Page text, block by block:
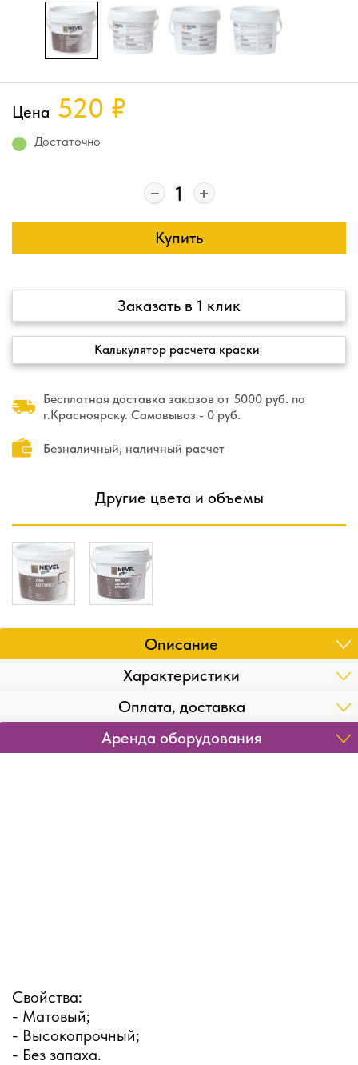
Цена 520 ₽
Достаточно
Купить
Заказать в 1 клик
Калькулятор расчета краски
Бесплатная доставка заказов от 5000 руб. по
г.Красноярску. Самовывоз - 0 руб.
Безналичный, наличный расчет
Другие цвета и объемы
Описание
Характеристики
Оплата, доставка
Аренда оборудования
Свойства:
- Матовый;
- Высокопрочный;
- Без запаха.